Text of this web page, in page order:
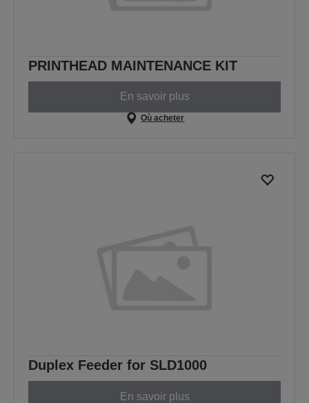
PRINTHEAD MAINTENANCE KIT
En savoir plus
Où acheter
Duplex Feeder for SLD1000
En savoir plus